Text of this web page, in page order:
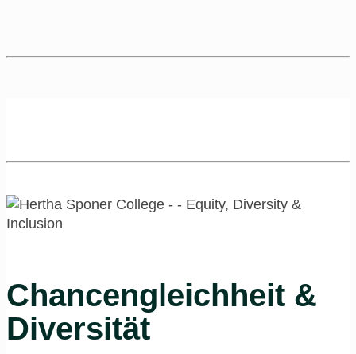
Chancengleichheit &
Diversität